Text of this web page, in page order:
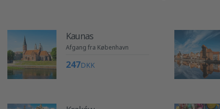
Kaunas
Afgang fra København
247DKK